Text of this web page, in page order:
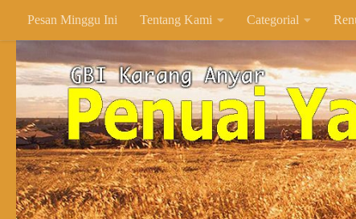
Skip to content
Pesan Minggu Ini Tentang Kami Categorial